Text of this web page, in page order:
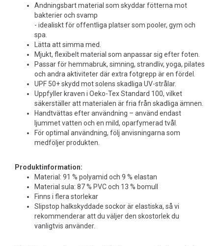
Andningsbart material som skyddar fötterna mot
bakterier och svamp
- idealiskt för offentliga platser som pooler, gym och
spa.
Lätta att simma med.
Mjukt, flexibelt material som anpassar sig efter foten.
Passar för hemmabruk, simning, strandliv, yoga, pilates
och andra aktiviteter där extra fotgrepp är en fördel.
UPF 50+ skydd mot solens skadliga UV-strålar.
Uppfyller kraven i Oeko-Tex Standard 100, vilket
säkerställer att materialen är fria från skadliga ämnen.
Handtvättas efter användning – använd endast
ljummet vatten och en mild, oparfymerad tvål.
För optimal användning, följ anvisningarna som
medföljer produkten.
Produktinformation:
Material: 91 % polyamid och 9 % elastan
Material sula: 87 % PVC och 13 % bomull
Finns i flera storlekar
Slipstop halkskyddade sockor är elastiska, så vi
rekommenderar att du väljer den skostorlek du
vanligtvis använder.